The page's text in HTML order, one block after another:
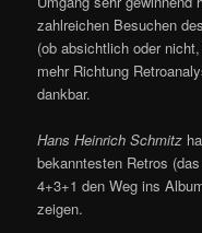
zahlreichen Besuchen
(ob absichtlich oder
mehr Richtung
dankbar.
Hans Heinrich Schmitz
bekanntesten Retros
4+3+1 den Weg ins
zeigen.